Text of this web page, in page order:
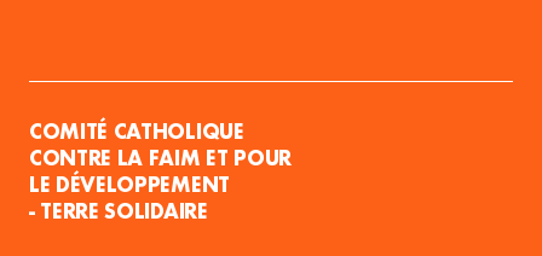
COMITÉ CATHOLIQUE
CONTRE LA FAIM ET POUR
LE DÉVELOPPEMENT
- TERRE SOLIDAIRE